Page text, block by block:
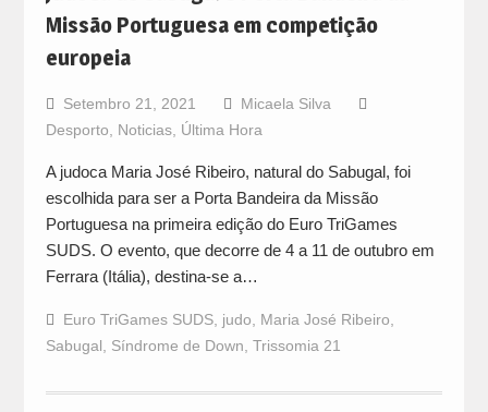
Missão Portuguesa em competição
europeia
Setembro 21, 2021
Micaela Silva
Desporto, Noticias, Última Hora
A judoca Maria José Ribeiro, natural do Sabugal, foi
escolhida para ser a Porta Bandeira da Missão
Portuguesa na primeira edição do Euro TriGames
SUDS. O evento, que decorre de 4 a 11 de outubro em
Ferrara (Itália), destina-se a…
Euro TriGames SUDS, judo, Maria José Ribeiro,
Sabugal, Síndrome de Down, Trissomia 21